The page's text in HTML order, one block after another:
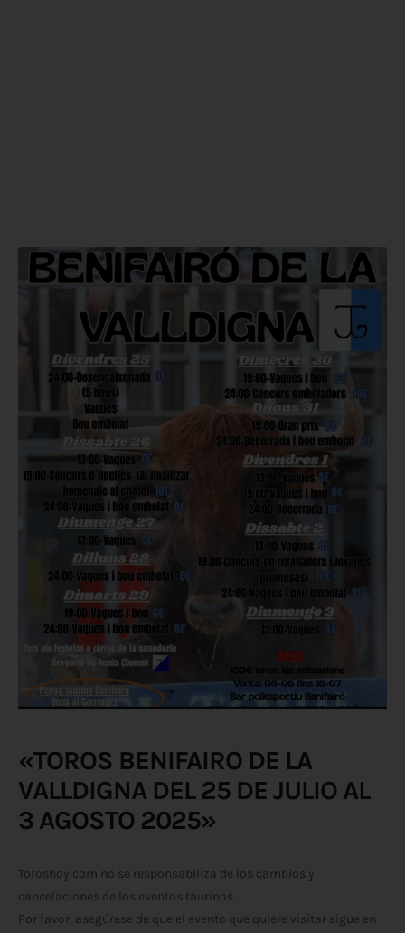
«TOROS BENIFAIRO DE LA
VALLDIGNA DEL 25 DE JULIO AL
3 AGOSTO 2025»
Toroshoy.com no se responsabiliza de los cambios y
cancelaciones de los eventos taurinos.
Por favor, asegúrese de que el evento que quiere visitar sigue en